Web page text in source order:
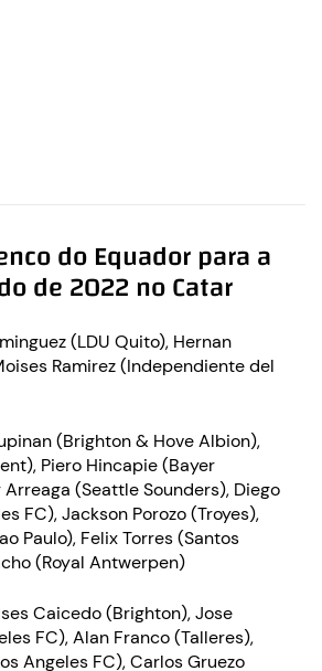
do Equador para a
de 2022 no Catar
(LDU Quito), Hernan
Ramirez (Independiente del
(Brighton & Hove Albion),
Piero Hincapie (Bayer
Arreaga (Seattle Sounders), Diego
FC), Jackson Porozo (Troyes),
Paulo), Felix Torres (Santos
(Royal Antwerpen)
Caicedo (Brighton), Jose
FC), Alan Franco (Talleres),
Angeles FC), Carlos Gruezo